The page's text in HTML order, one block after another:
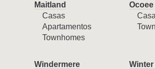
Maitland
Casas
Apartamentos
Townhomes
Ocoee
Windermere
Winter